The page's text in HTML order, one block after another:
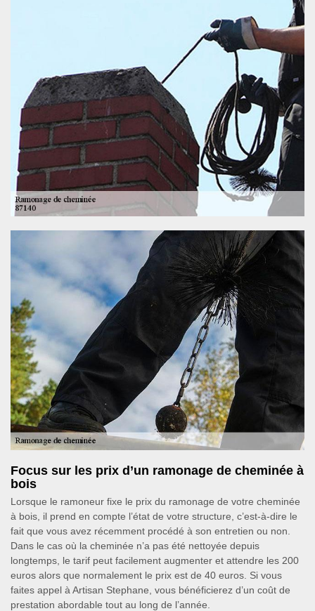
Focus sur les prix d’un ramonage de cheminée à
bois
Lorsque le ramoneur fixe le prix du ramonage de votre cheminée
à bois, il prend en compte l’état de votre structure, c’est-à-dire le
fait que vous avez récemment procédé à son entretien ou non.
Dans le cas où la cheminée n’a pas été nettoyée depuis
longtemps, le tarif peut facilement augmenter et attendre les 200
euros alors que normalement le prix est de 40 euros. Si vous
faites appel à Artisan Stephane, vous bénéficierez d’un coût de
prestation abordable tout au long de l’année.